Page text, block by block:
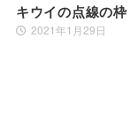
キウイの点線の枠
2021年1月29日